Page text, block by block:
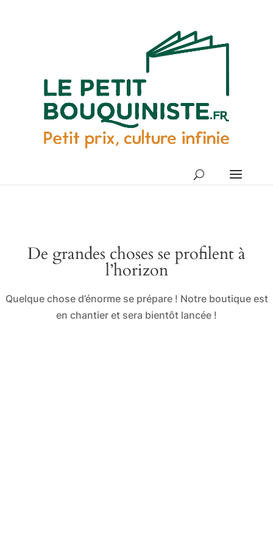
De grandes choses se profilent à
l’horizon
Quelque chose d’énorme se prépare ! Notre boutique est
en chantier et sera bientôt lancée !